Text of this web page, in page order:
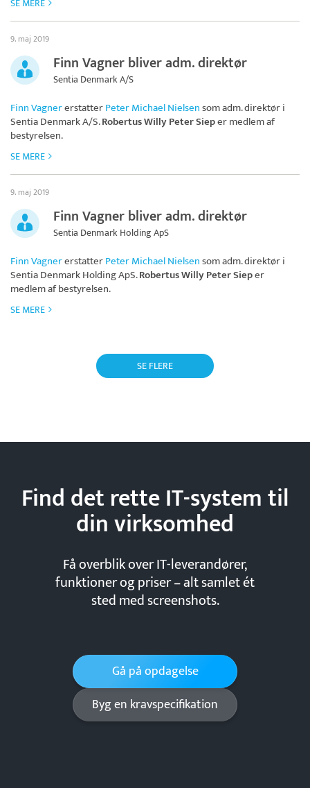
9. maj 2019
Finn Vagner bliver adm. direktør
Sentia Denmark A/S
Finn VagnererstatterPeter Michael Nielsensom adm. direktør i
Sentia Denmark A/S.Robertus Willy Peter Sieper medlem af
bestyrelsen.
SE MERE
9. maj 2019
Finn Vagner bliver adm. direktør
Sentia Denmark Holding ApS
Finn VagnererstatterPeter Michael Nielsensom adm. direktør i
Sentia Denmark Holding ApS.Robertus Willy Peter Sieper
medlem af bestyrelsen.
SE MERE
SE FLERE
Find det rette IT-system til
dinvirksomhed
Få overblik over IT-leverandører,
funktioner og priser – alt samlet ét
sted med screenshots.
Gå på opdagelse
Byg en kravspecifikation